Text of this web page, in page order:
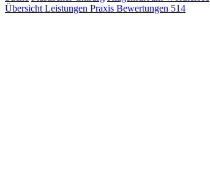
Übersicht Leistungen Praxis Bewertungen 514